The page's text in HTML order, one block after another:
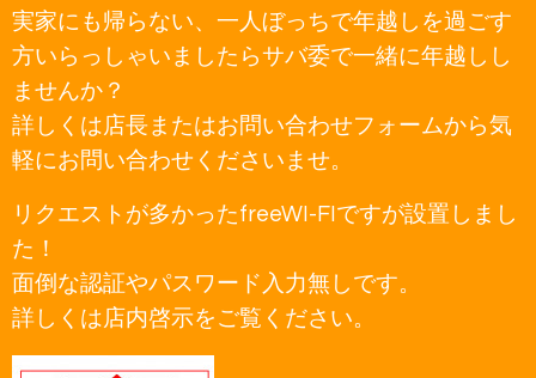
実家にも帰らない、一人ぼっちで年越しを過ごす
方いらっしゃいましたらサバ委で一緒に年越しし
ませんか？
詳しくは店長またはお問い合わせフォームから気
軽にお問い合わせくださいませ。
リクエストが多かったfreeWI-FIですが設置しまし
た！
面倒な認証やパスワード入力無しです。
詳しくは店内啓示をご覧ください。